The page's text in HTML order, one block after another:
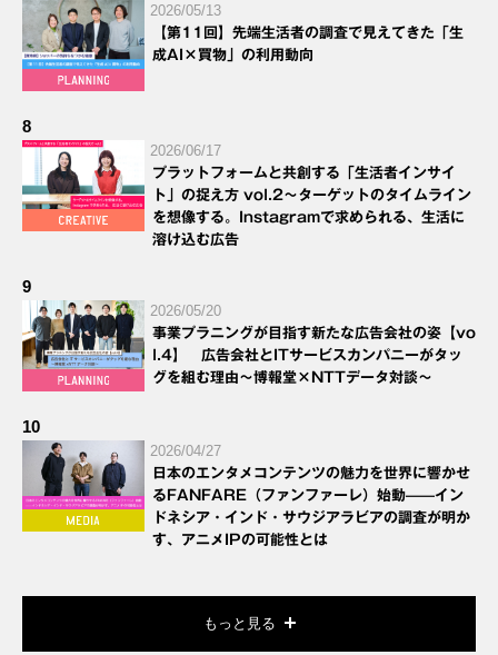
2026/05/13
【第11回】先端生活者の調査で見えてきた「生
成AI×買物」の利用動向
8
2026/06/17
プラットフォームと共創する「生活者インサイ
ト」の捉え方 vol.2～ターゲットのタイムライン
を想像する。Instagramで求められる、生活に
溶け込む広告
9
2026/05/20
事業プラニングが目指す新たな広告会社の姿【vo
l.4】 広告会社とITサービスカンパニーがタッ
グを組む理由～博報堂×NTTデータ対談～
10
2026/04/27
日本のエンタメコンテンツの魅力を世界に響かせ
るFANFARE（ファンファーレ）始動——イン
ドネシア・インド・サウジアラビアの調査が明か
す、アニメIPの可能性とは
もっと見る